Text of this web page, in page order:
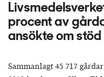
procent av
ansökte om
Sammanlagt 45 717